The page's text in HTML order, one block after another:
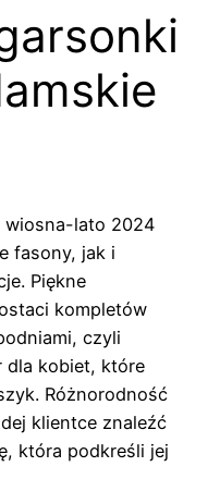
wiosna-lato 2024
fasony, jak i
Piękne
kompletów
czyli
dla kobiet, które
Różnorodność
klientce znaleźć
która podkreśli jej